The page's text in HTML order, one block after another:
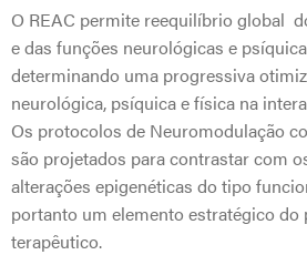
O REAC permite reequilíbrio global
e das funções neurológicas e
determinando uma progressiva
neurológica, psíquica e física na
Os protocolos de Neuromodulação
são projetados para contrastar com
alterações epigenéticas do tipo
portanto um elemento estratégico do
terapêutico.